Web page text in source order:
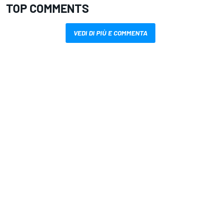
TOP COMMENTS
VEDI DI PIÙ E COMMENTA